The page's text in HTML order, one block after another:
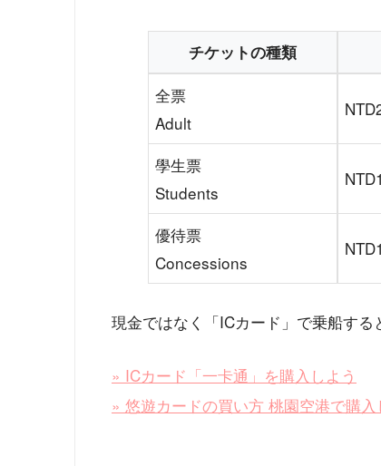
チケットの種類
全票
Adult
學生票
Students
優待票
Concessions
現金ではなく「ICカード」で乗船する
» ICカード「一卡通」を購入しよう
» 悠遊カードの買い方 桃園空港で購入